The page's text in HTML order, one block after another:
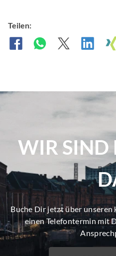
Teilen:
WIR SIND
Buche Dir jetzt über
einen Telefontermin mit